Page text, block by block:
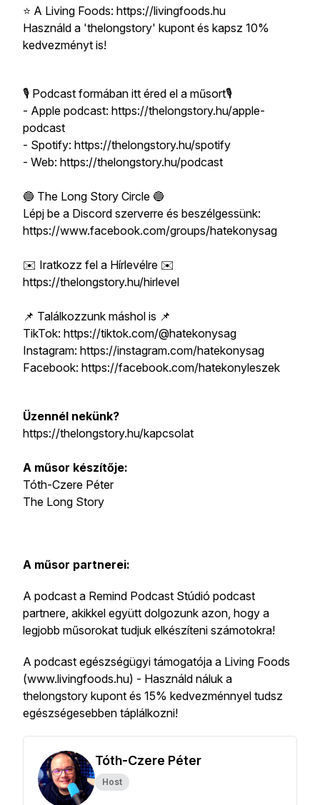
⭐️ A Living Foods: https://livingfoods.hu
Használd a 'thelongstory' kupont és kapsz 10%
kedvezményt is!
🎙 Podcast formában itt éred el a műsort🎙
- Apple podcast: https://thelongstory.hu/apple-
podcast
- Spotify: https://thelongstory.hu/spotify
- Web: https://thelongstory.hu/podcast
🔵 The Long Story Circle 🔵
Lépj be a Discord szerverre és beszélgessünk:
https://www.facebook.com/groups/hatekonysag
✉️ Iratkozz fel a Hírlevélre ✉️
https://thelongstory.hu/hirlevel
📌 Találkozzunk máshol is 📌
TikTok: https://tiktok.com/@hatekonysag
Instagram: https://instagram.com/hatekonysag
Facebook: https://facebook.com/hatekonyleszek
Üzennél nekünk?
https://thelongstory.hu/kapcsolat
A műsor készítője:
Tóth-Czere Péter
The Long Story
A műsor partnerei:
A podcast a Remind Podcast Stúdió podcast
partnere, akikkel együtt dolgozunk azon, hogy a
legjobb műsorokat tudjuk elkészíteni számotokra!
A podcast egészségügyi támogatója a Living Foods
(www.livingfoods.hu) - Használd náluk a
thelongstory kupont és 15% kedvezménnyel tudsz
egészségesebben táplálkozni!
Tóth-Czere Péter
Host